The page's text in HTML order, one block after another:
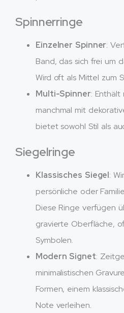
Spinnerringe
Einzelner Spinner:
Band, das sich frei um
Wird oft als Mittel zum
Multi-Spinner: Enthält
manchmal mit
bietet sowohl Stil als
Siegelringe
Klassisches Siegel:
persönliche oder
Diese Ringe verfügen
gravierte Oberfläche,
Symbolen.
Modern Signet:
minimalistischen
Formen, einem
Note verleihen.